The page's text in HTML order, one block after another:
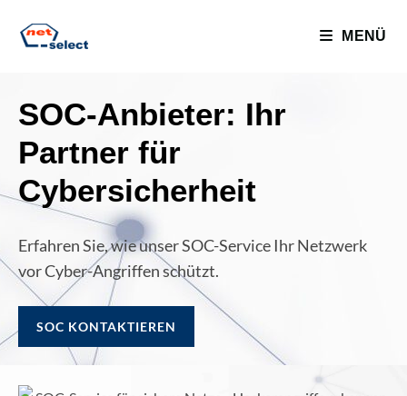
MENÜ
SOC-Anbieter: Ihr
Partner für
Cybersicherheit
Erfahren Sie, wie unser SOC-Service Ihr Netzwerk
vor Cyber-Angriffen schützt.
SOC KONTAKTIEREN